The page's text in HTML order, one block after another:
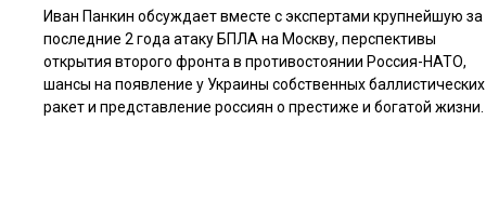
Иван Панкин обсуждает вместе с экспертами крупнейшую за
последние 2 года атаку БПЛА на Москву, перспективы
открытия второго фронта в противостоянии Россия-НАТО,
шансы на появление у Украины собственных баллистических
ракет и представление россиян о престиже и богатой жизни.